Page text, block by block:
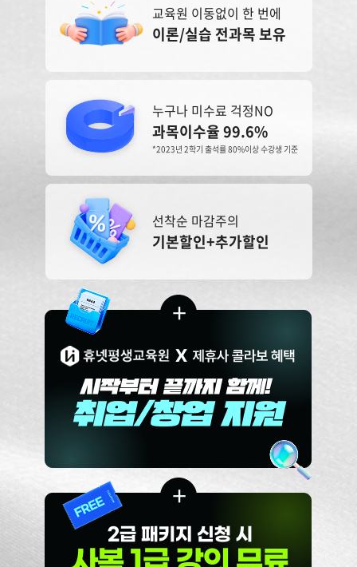
교육원 이동없이 한 번에
이론/실습 전과목 보유
누구나 미수료 걱정NO
과목이수율 99.6%
*2023년 2학기 출석률 80%이상 수강생 기준
선착순 마감주의
기본할인+추가할인